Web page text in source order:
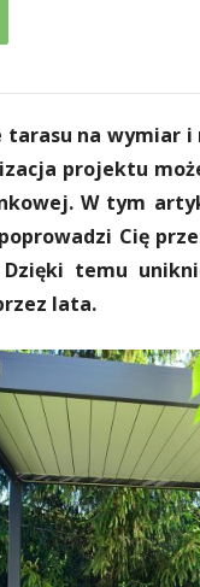
na wymiar i
projektu
W tym
Cię
temu
lata.